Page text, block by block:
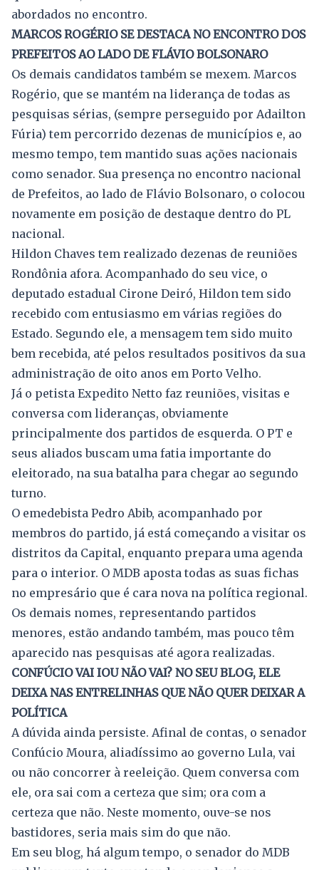
abordados no encontro.
MARCOS ROGÉRIO SE DESTACA NO ENCONTRO DOS
PREFEITOS AO LADO DE FLÁVIO BOLSONARO
Os demais candidatos também se mexem. Marcos
Rogério, que se mantém na liderança de todas as
pesquisas sérias, (sempre perseguido por Adailton
Fúria) tem percorrido dezenas de municípios e, ao
mesmo tempo, tem mantido suas ações nacionais
como senador. Sua presença no encontro nacional
de Prefeitos, ao lado de Flávio Bolsonaro, o colocou
novamente em posição de destaque dentro do PL
nacional.
Hildon Chaves tem realizado dezenas de reuniões
Rondônia afora. Acompanhado do seu vice, o
deputado estadual Cirone Deiró, Hildon tem sido
recebido com entusiasmo em várias regiões do
Estado. Segundo ele, a mensagem tem sido muito
bem recebida, até pelos resultados positivos da sua
administração de oito anos em Porto Velho.
Já o petista Expedito Netto faz reuniões, visitas e
conversa com lideranças, obviamente
principalmente dos partidos de esquerda. O PT e
seus aliados buscam uma fatia importante do
eleitorado, na sua batalha para chegar ao segundo
turno.
O emedebista Pedro Abib, acompanhado por
membros do partido, já está começando a visitar os
distritos da Capital, enquanto prepara uma agenda
para o interior. O MDB aposta todas as suas fichas
no empresário que é cara nova na política regional.
Os demais nomes, representando partidos
menores, estão andando também, mas pouco têm
aparecido nas pesquisas até agora realizadas.
CONFÚCIO VAI IOU NÃO VAI? NO SEU BLOG, ELE
DEIXA NAS ENTRELINHAS QUE NÃO QUER DEIXAR A
POLÍTICA
A dúvida ainda persiste. Afinal de contas, o senador
Confúcio Moura, aliadíssimo ao governo Lula, vai
ou não concorrer à reeleição. Quem conversa com
ele, ora sai com a certeza que sim; ora com a
certeza que não. Neste momento, ouve-se nos
bastidores, seria mais sim do que não.
Em seu blog, há algum tempo, o senador do MDB